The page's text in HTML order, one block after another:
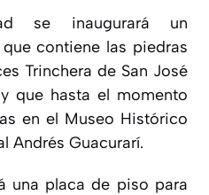
se inaugurará un
contiene las piedras
Trinchera de San José
que hasta el momento
en el Museo Histórico
Andrés Guacurarí.
una placa de piso para